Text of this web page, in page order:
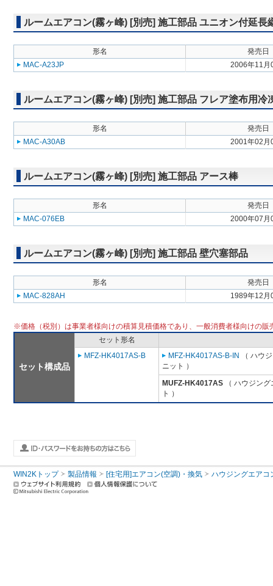
ルームエアコン(霧ヶ峰) [別売] 施工部品 ユニオン付延長
形名
発売日
MAC-A23JP
2006年11月
ルームエアコン(霧ヶ峰) [別売] 施工部品 フレア塗布用冷
形名
発売日
MAC-A30AB
2001年02月
ルームエアコン(霧ヶ峰) [別売] 施工部品 アース棒
形名
発売日
MAC-076EB
2000年07月
ルームエアコン(霧ヶ峰) [別売] 施工部品 壁穴塞部品
形名
発売日
MAC-828AH
1989年12月
※価格（税別）は事業者様向けの積算見積価格であり、一般消費者様向けの販
セット構成品
セット形名
MFZ-HK4017AS-B
MFZ-HK4017AS-B-IN
（ ハウ
ニット ）
MUFZ-HK4017AS （ ハウジン
ト ）
WIN2Kトップ 製品情報 [住宅用]エアコン(空調)・換気 ハウジングエアコ